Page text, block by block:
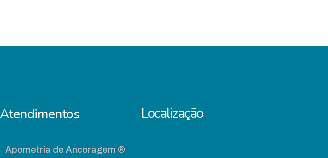
Atendimentos
Apometria de Ancoragem ®
Localização